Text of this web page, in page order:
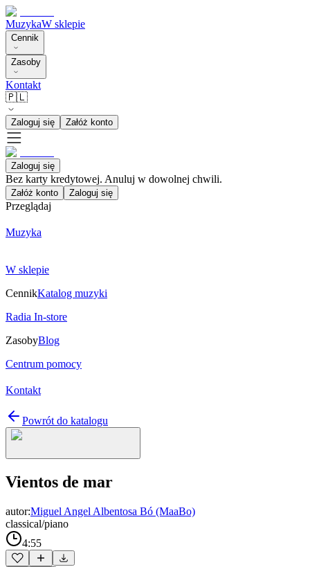
MuzykaW sklepie
Cennik
Zasoby
Kontakt
🇵🇱
Zaloguj się Załóż konto
Zaloguj się
Bez karty kredytowej. Anuluj w dowolnej chwili.
Załóż konto Zaloguj się
Przeglądaj
Muzyka
W sklepie
CennikKatalog muzyki
Radia In-store
ZasobyBlog
Centrum pomocy
Kontakt
Powrót do katalogu
Vientos de mar
autor:Miguel Angel Albentosa Bó (MaaBo)
classical/piano
4:55